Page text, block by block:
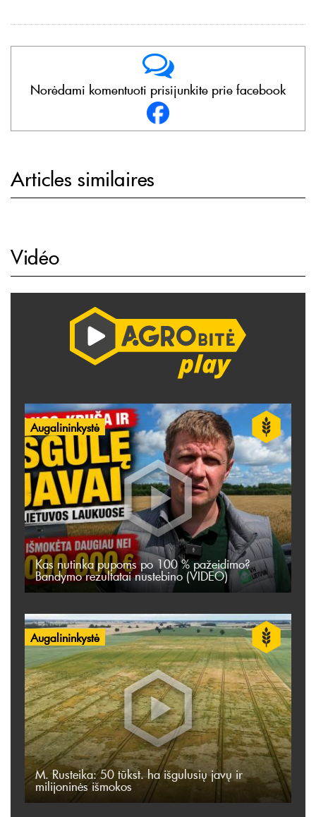
Norėdami komentuoti prisijunkite prie facebook
Articles similaires
Vidéo
Augalininkystė
Kas nutinka pupoms po 100 % pažeidimo?
Bandymo rezultatai nustebino (VIDEO)
Augalininkystė
M. Rusteika: 50 tūkst. ha išgulusių javų ir
milijoninės išmokos